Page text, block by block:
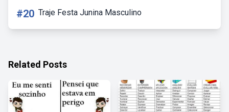
#20 Traje Festa Junina Masculino
Related Posts